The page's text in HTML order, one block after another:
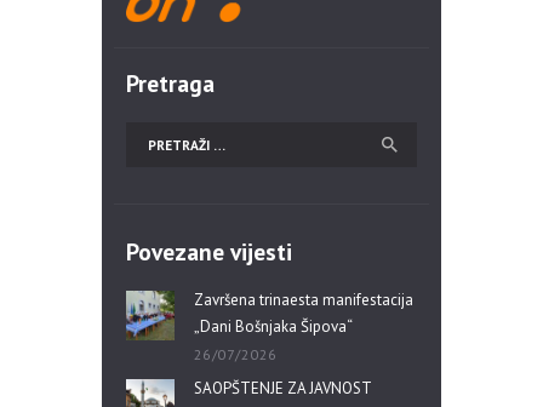
Pretraga
Povezane vijesti
Završena trinaesta manifestacija
„Dani Bošnjaka Šipova“
26/07/2026
SAOPŠTENJE ZA JAVNOST